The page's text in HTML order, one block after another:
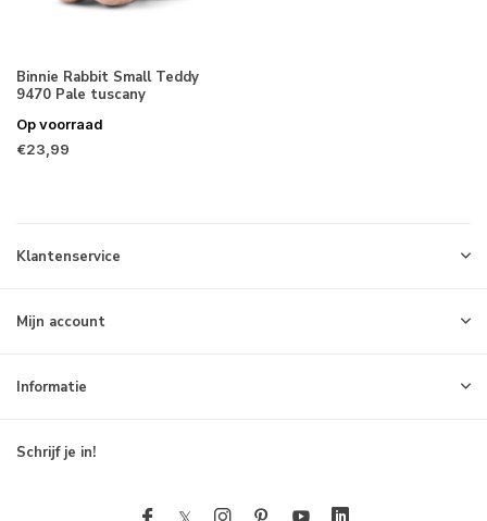
Binnie Rabbit Small Teddy
9470 Pale tuscany
Op voorraad
€23,99
Klantenservice
Mijn account
Informatie
Schrijf je in!